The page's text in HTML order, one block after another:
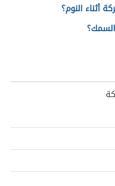
أثناء النوم؟